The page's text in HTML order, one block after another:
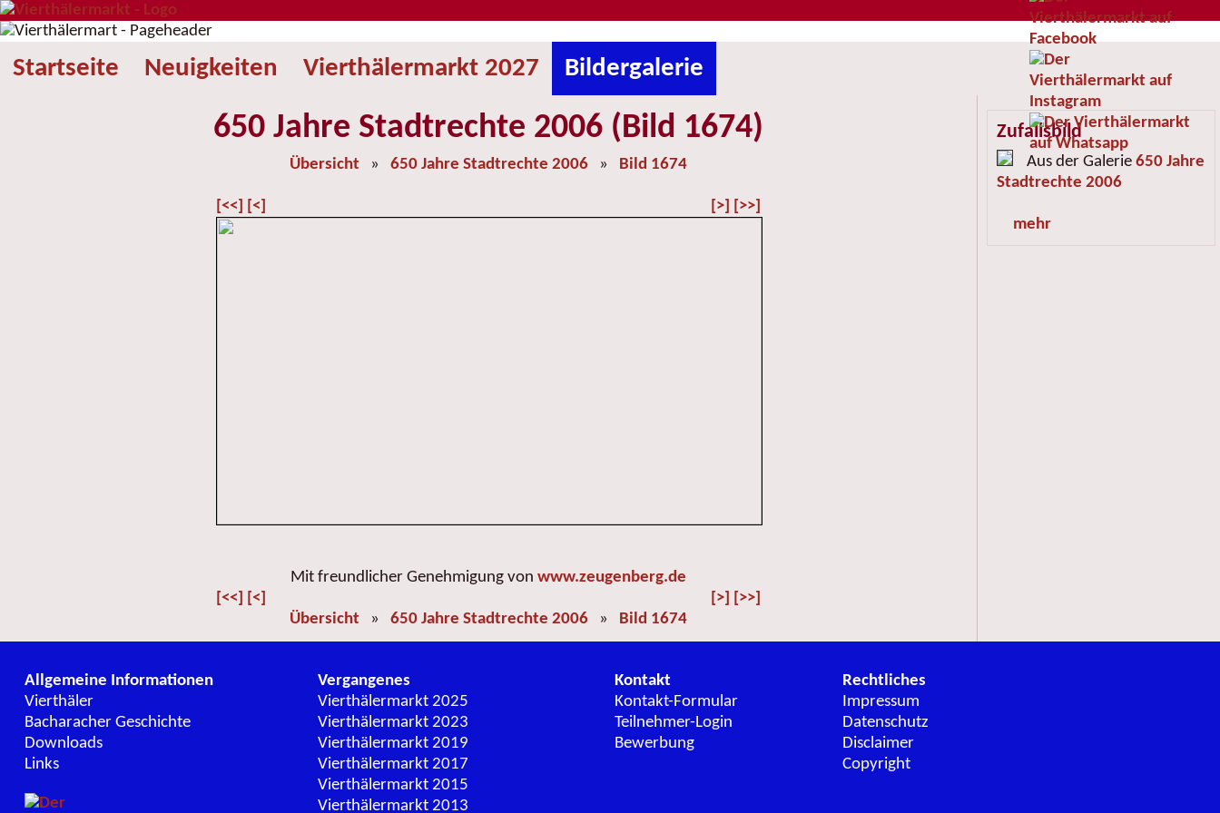
Startseite Neuigkeiten Vierthälermarkt 2027 Bildergalerie
650 Jahre Stadtrechte 2006 (Bild 1674)
Übersicht » 650 Jahre Stadtrechte 2006 » Bild 1674
[<<] [<] [>] [>>]
Mit freundlicher Genehmigung von www.zeugenberg.de
[<<] [<] [>] [>>]
Übersicht » 650 Jahre Stadtrechte 2006 » Bild 1674
Zufallsbild
Aus der Galerie 650 Jahre
Stadtrechte 2006
mehr
Allgemeine Informationen
Vierthäler
Bacharacher Geschichte
Downloads
Links
Vergangenes
Vierthälermarkt 2025
Vierthälermarkt 2023
Vierthälermarkt 2019
Vierthälermarkt 2017
Vierthälermarkt 2015
Vierthälermarkt 2013
Kontakt
Kontakt-Formular
Teilnehmer-Login
Bewerbung
Rechtliches
Impressum
Datenschutz
Disclaimer
Copyright